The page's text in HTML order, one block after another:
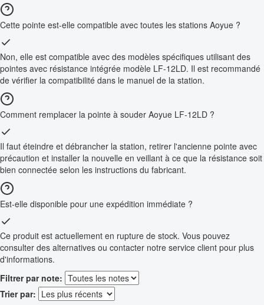
Cette pointe est-elle compatible avec toutes les stations Aoyue ?
Non, elle est compatible avec des modèles spécifiques utilisant des
pointes avec résistance intégrée modèle LF-12LD. Il est recommandé
de vérifier la compatibilité dans le manuel de la station.
Comment remplacer la pointe à souder Aoyue LF-12LD ?
Il faut éteindre et débrancher la station, retirer l'ancienne pointe avec
précaution et installer la nouvelle en veillant à ce que la résistance soit
bien connectée selon les instructions du fabricant.
Est-elle disponible pour une expédition immédiate ?
Ce produit est actuellement en rupture de stock. Vous pouvez
consulter des alternatives ou contacter notre service client pour plus
d'informations.
Filtrer par note:
Trier par: